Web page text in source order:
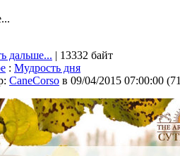
дальше... | 13332 байт
: Мудрость дня
CaneCorso в 09/04/2015 07:00:00 (